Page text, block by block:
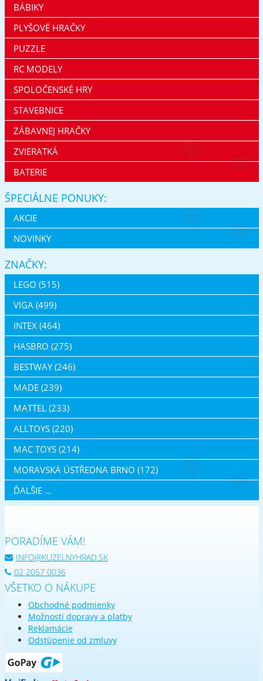
BÁBIKY
PLYŠOVÉ HRAČKY
PUZZLE
RC MODELY
SPOLOČENSKÉ HRY
STAVEBNICE
ZÁBAVNEJ HRAČKY
ZVIERATKÁ
BATERIE
ŠPECIÁLNE PONUKY:
AKCIE
NOVINKY
ZNAČKY:
LEGO (515)
VIGA (499)
INTEX (464)
HASBRO (275)
BESTWAY (246)
MADE (239)
MATTEL (233)
ALLTOYS (220)
MAC TOYS (214)
MORAVSKÁ ÚSTŘEDNA BRNO (172)
ĎALŠIE ...
PORADÍME VÁM!
INFO@KUZELNYHRAD.SK
02 2057 0036
VŠETKO O NÁKUPE
Obchodné podmienky
Možnosti dopravy a platby
Reklamácie
Odstúpenie od zmluvy